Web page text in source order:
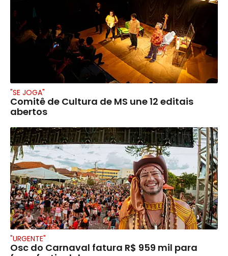
"SE JOGA"
Comitê de Cultura de MS une 12 editais
abertos
"URGENTE"
Osc do Carnaval fatura R$ 959 mil para